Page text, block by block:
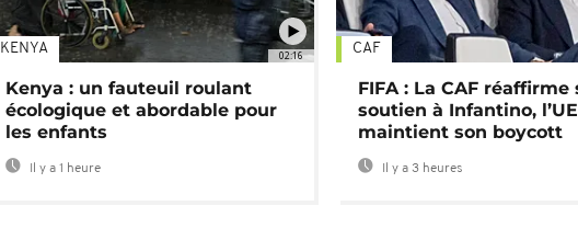
02:16
KENYA
Kenya : un fauteuil roulant
écologique et abordable pour
les enfants
Il y a 1 heure
CAF
FIFA : La CAF réaffirme
soutien à Infantino,
maintient son boycott
Il y a 3 heures